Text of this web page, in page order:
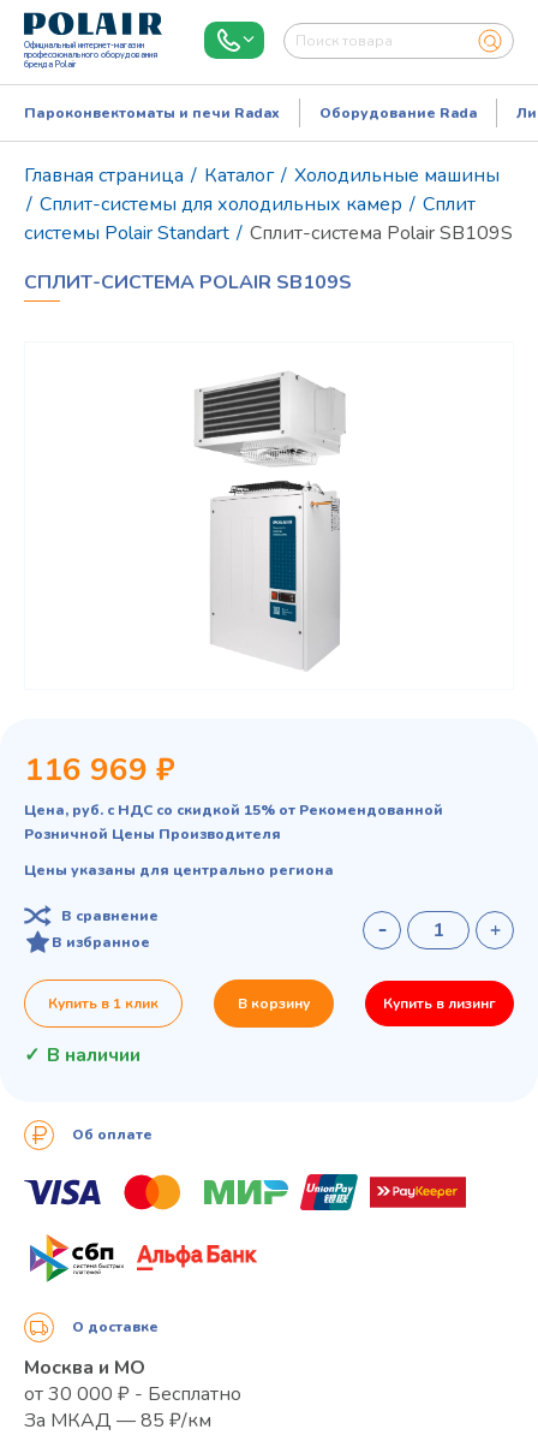
Официальный интернет-магазин
профессионального оборудования
бренда Polair
Режим работы:Пн..Пт: 9.00-18.00
Пароконвектоматы и печи Radax Оборудование Rada
Главная страница / Каталог / Холодильные машины
/ Сплит-системы для холодильных камер / Сплит
системы Polair Standart / Сплит-система Polair SB109S
СПЛИТ-СИСТЕМА POLAIR SB109S
116 969 ₽
Цена, руб. с НДС со скидкой 15% от Рекомендованной
Розничной Цены Производителя
Цены указаны для центрально региона
В сравнение
В избранное
Купить в 1 клик В корзину Купить в лизинг
В наличии
Об оплате
О доставке
Москва и МО
от 30 000 ₽ - Бесплатно
За МКАД — 85 ₽/км